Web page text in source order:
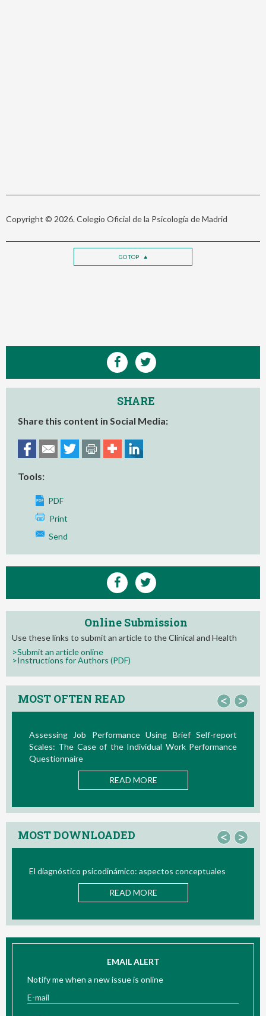
Copyright © 2026. Colegio Oficial de la Psicología de Madrid
GO TOP
SHARE
Share this content in Social Media:
Tools:
PDF
Print
Send
Online Submission
Use these links to submit an article to the Clinical and Health
>Submit an article online
>Instructions for Authors (PDF)
MOST OFTEN READ < >
Brief Self-report
Work Performance
La Teoría de las Demandas y
Nuevos Desarrollos en la Última
MOST DOWNLOADED < >
conceptuales Bio/neurofeedback
EMAIL ALERT
Notify me when a new issue is online